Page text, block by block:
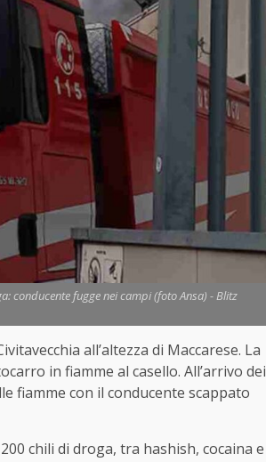
conducente fugge nei campi (foto Ansa) - Blitz
all’altezza di Maccarese. La
in fiamme al casello. All’arrivo dei
fiamme con il conducente scappato
chili di droga, tra hashish, cocaina e